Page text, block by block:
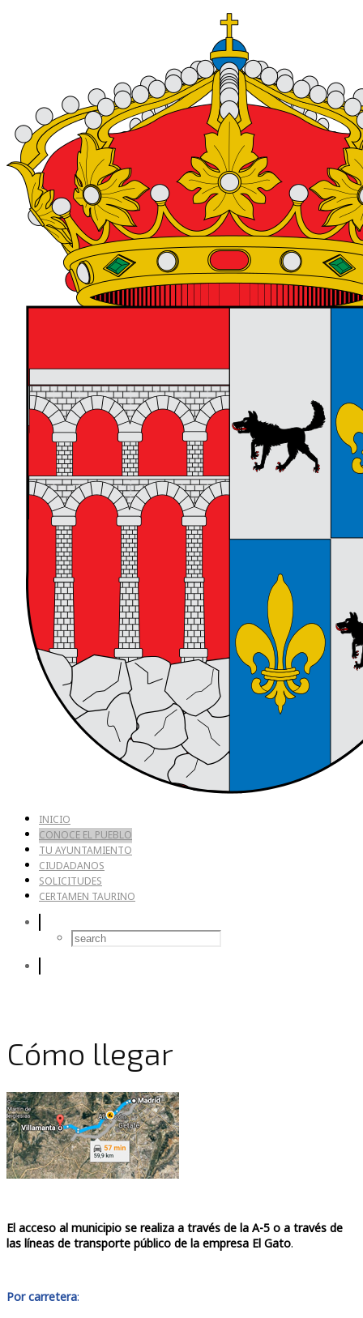
INICIO
CONOCE EL PUEBLO
TU AYUNTAMIENTO
CIUDADANOS
SOLICITUDES
CERTAMEN TAURINO
Cómo llegar
El acceso al municipio se realiza a través de la A-5 o a través de
las líneas de transporte público de la empresa El Gato.
Por carretera: